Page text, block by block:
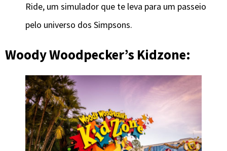
Ride, um simulador que te leva para um passeio
pelo universo dos Simpsons.
Woody Woodpecker’s Kidzone: